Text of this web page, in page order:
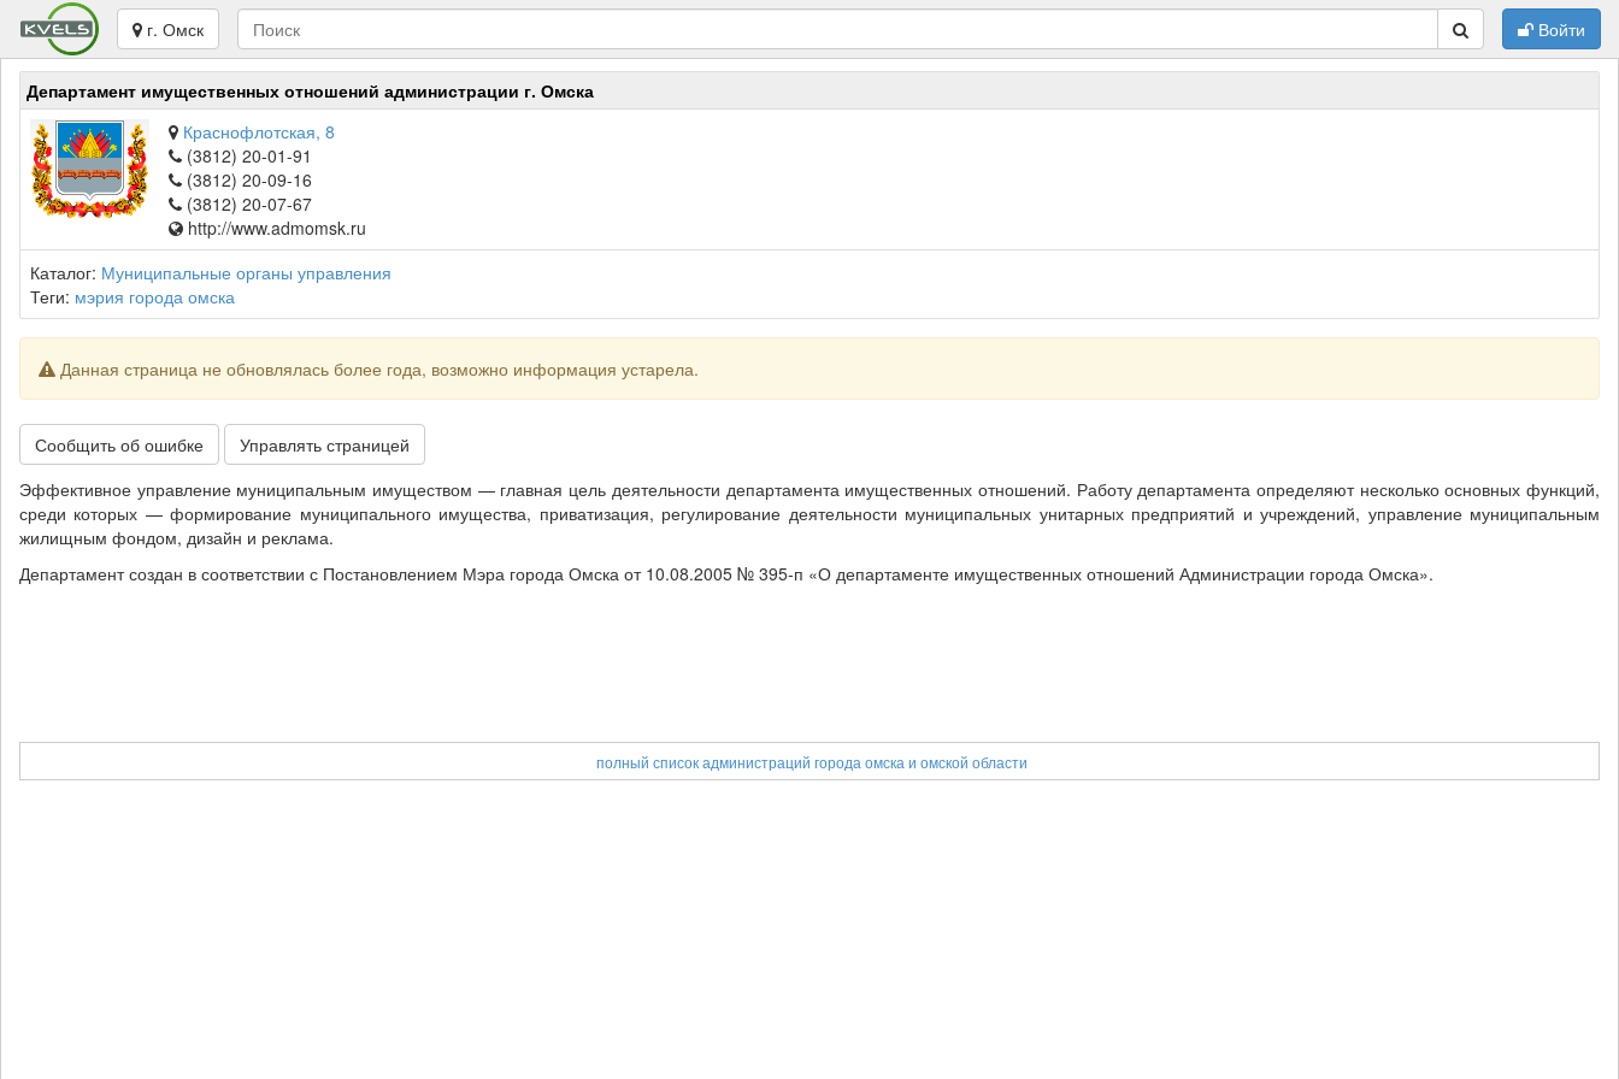
г. Омск Войти
Департамент имущественных отношений администрации г. Омска
Краснофлотская, 8
(3812) 20-01-91
(3812) 20-09-16
(3812) 20-07-67
http://www.admomsk.ru
Каталог: Муниципальные органы управления
Теги: мэрия города омска
Данная страница не обновлялась более года, возможно информация устарела.
Сообщить об ошибке
Управлять страницей
Эффективное управление муниципальным имуществом — главная цель деятельности департамента имущественных отношений. Работу департамента определяют несколько основных функций,
среди которых — формирование муниципального имущества, приватизация, регулирование деятельности муниципальных унитарных предприятий и учреждений, управление муниципальным
жилищным фондом, дизайн и реклама.
Департамент создан в соответствии с Постановлением Мэра города Омска от 10.08.2005 № 395-п «О департаменте имущественных отношений Администрации города Омска».
полный список администраций города омска и омской области